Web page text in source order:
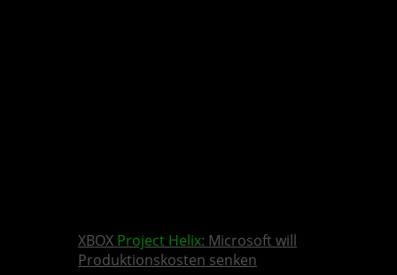
XBOX Project Helix: Microsoft will
Produktionskosten senken